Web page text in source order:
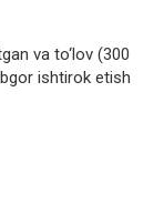
va to‘lov (300
ishtirok etish